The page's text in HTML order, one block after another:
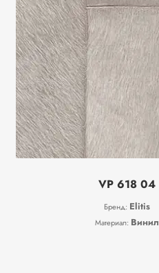
VP 618 04
Бренд: Elitis
Материал: Винил